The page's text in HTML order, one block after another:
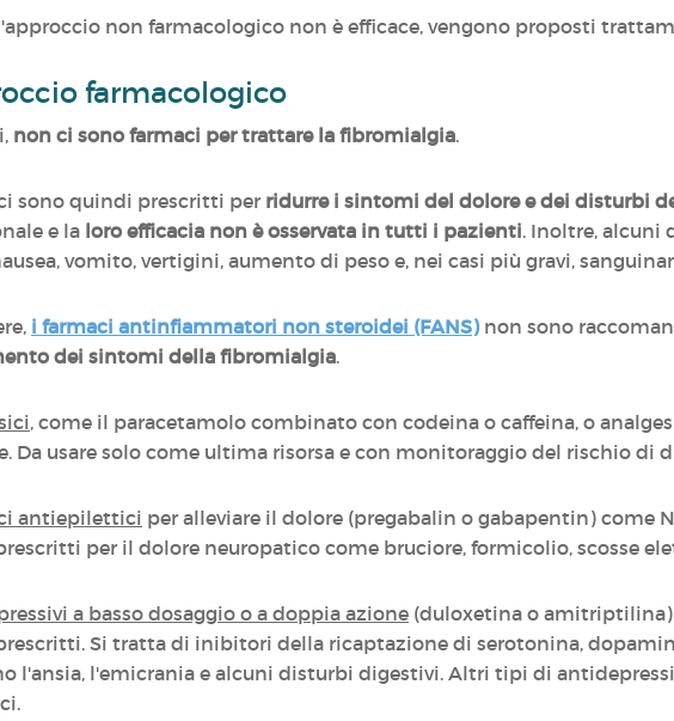
non farmacologico non è efficace, vengono proposti
farmacologico
non ci sono farmaci per trattare la fibromialgia.
sono quindi prescritti per ridurre i sintomi del dolore e dei disturbi
e la loro efficacia non è osservata in tutti i pazienti. Inoltre, alcuni
vomito, vertigini, aumento di peso e, nei casi più gravi,
i farmaci antinfiammatori non steroidei (FANS)non sono
dei sintomi della fibromialgia.
, come il paracetamolo combinato con codeina o caffeina, o
Da usare solo come ultima risorsa e con monitoraggio del rischio di
antiepilettici per alleviare il dolore (pregabalin o gabapentin) come
per il dolore neuropatico come bruciore, formicolio, scosse
a basso dosaggio o a doppia azione (duloxetina o
. Si tratta di inibitori della ricaptazione di serotonina,
l'ansia, l'emicrania e alcuni disturbi digestivi. Altri tipi di